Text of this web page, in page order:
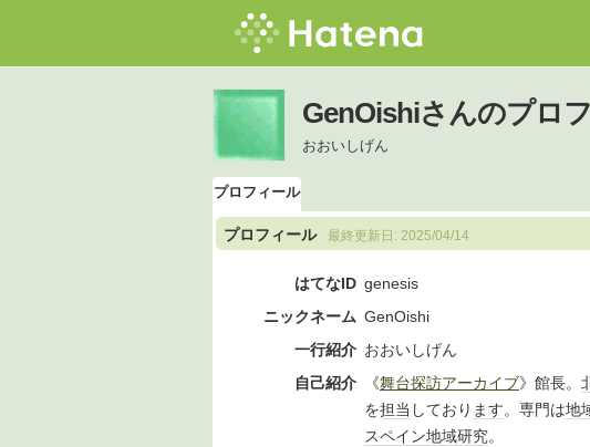
GenOishiさんのプロ
おおいしげん
プロフィール
プロフィール 最終更新日: 2025/04/14
はてなID genesis
ニックネーム GenOishi
一行紹介 おおいしげん
自己紹介
《舞台探訪アーカイブ》館長。
を担当 しており ます。専門は地
スペイン地域研究。